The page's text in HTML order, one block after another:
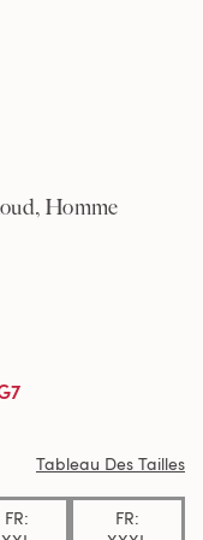
Homme
Tableau Des Tailles
FR:
FR: